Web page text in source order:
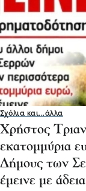
Σχόλια και...άλλα
Χρήστος
εκατομμύρια
Δήμους των
έμεινε με